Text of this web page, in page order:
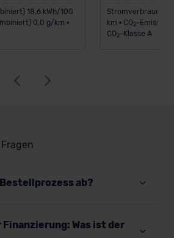
18,6 kWh/100
0,0 g/km •
Stromverbrauch
km • CO 2-Emission
CO 2-Klasse A
ab?
Finanzierung: Was ist der